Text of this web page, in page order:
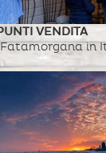
VENDITA
Fatamorgana in